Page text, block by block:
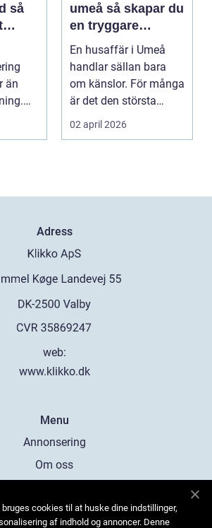
än
umeå så skapar du
en tryggare
bostadsaffär
En husaffär i Umeå
handlar sällan bara
om känslor. För många
är det den största
ekonomiska affären i...
02 april 2026
Adress
web:
www.klikko.dk
Menu
Annonsering
Om oss
Kontakta oss
cookies til at huske dine indstillinger,
af indhold og annoncer. Denne